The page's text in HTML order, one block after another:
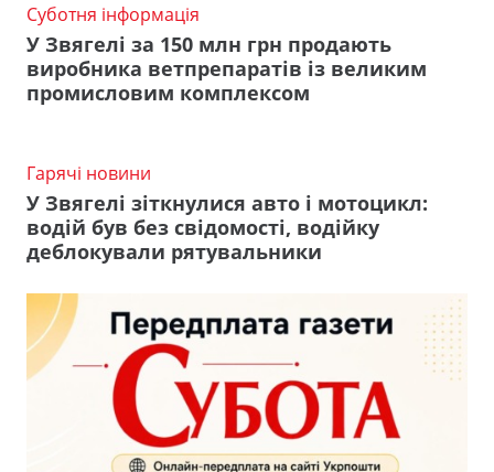
Суботня інформація
У Звягелі за 150 млн грн продають
виробника ветпрепаратів із великим
промисловим комплексом
Гарячі новини
У Звягелі зіткнулися авто і мотоцикл:
водій був без свідомості, водійку
деблокували рятувальники